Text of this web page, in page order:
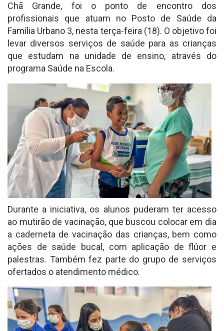
Chã Grande, foi o ponto de encontro dos
profissionais que atuam no Posto de Saúde da
Família Urbano 3, nesta terça-feira (18). O objetivo foi
levar diversos serviços de saúde para as crianças
que estudam na unidade de ensino, através do
programa Saúde na Escola.
Durante a iniciativa, os alunos puderam ter acesso
ao mutirão de vacinação, que buscou colocar em dia
a caderneta de vacinação das crianças, bem como
ações de saúde bucal, com aplicação de flúor e
palestras. Também fez parte do grupo de serviços
ofertados o atendimento médico.